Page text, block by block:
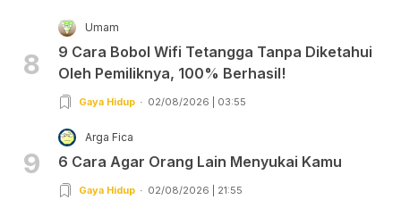
8
Umam
9 Cara Bobol Wifi Tetangga Tanpa Diketahui
Oleh Pemiliknya, 100% Berhasil!
Gaya Hidup 02/08/2026 | 03:55
9
Arga Fica
6 Cara Agar Orang Lain Menyukai Kamu
Gaya Hidup 02/08/2026 | 21:55